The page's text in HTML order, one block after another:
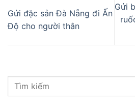
Gửi đặc sản Đà Nẵng đi Ấn
Độ cho người thân
Gửi